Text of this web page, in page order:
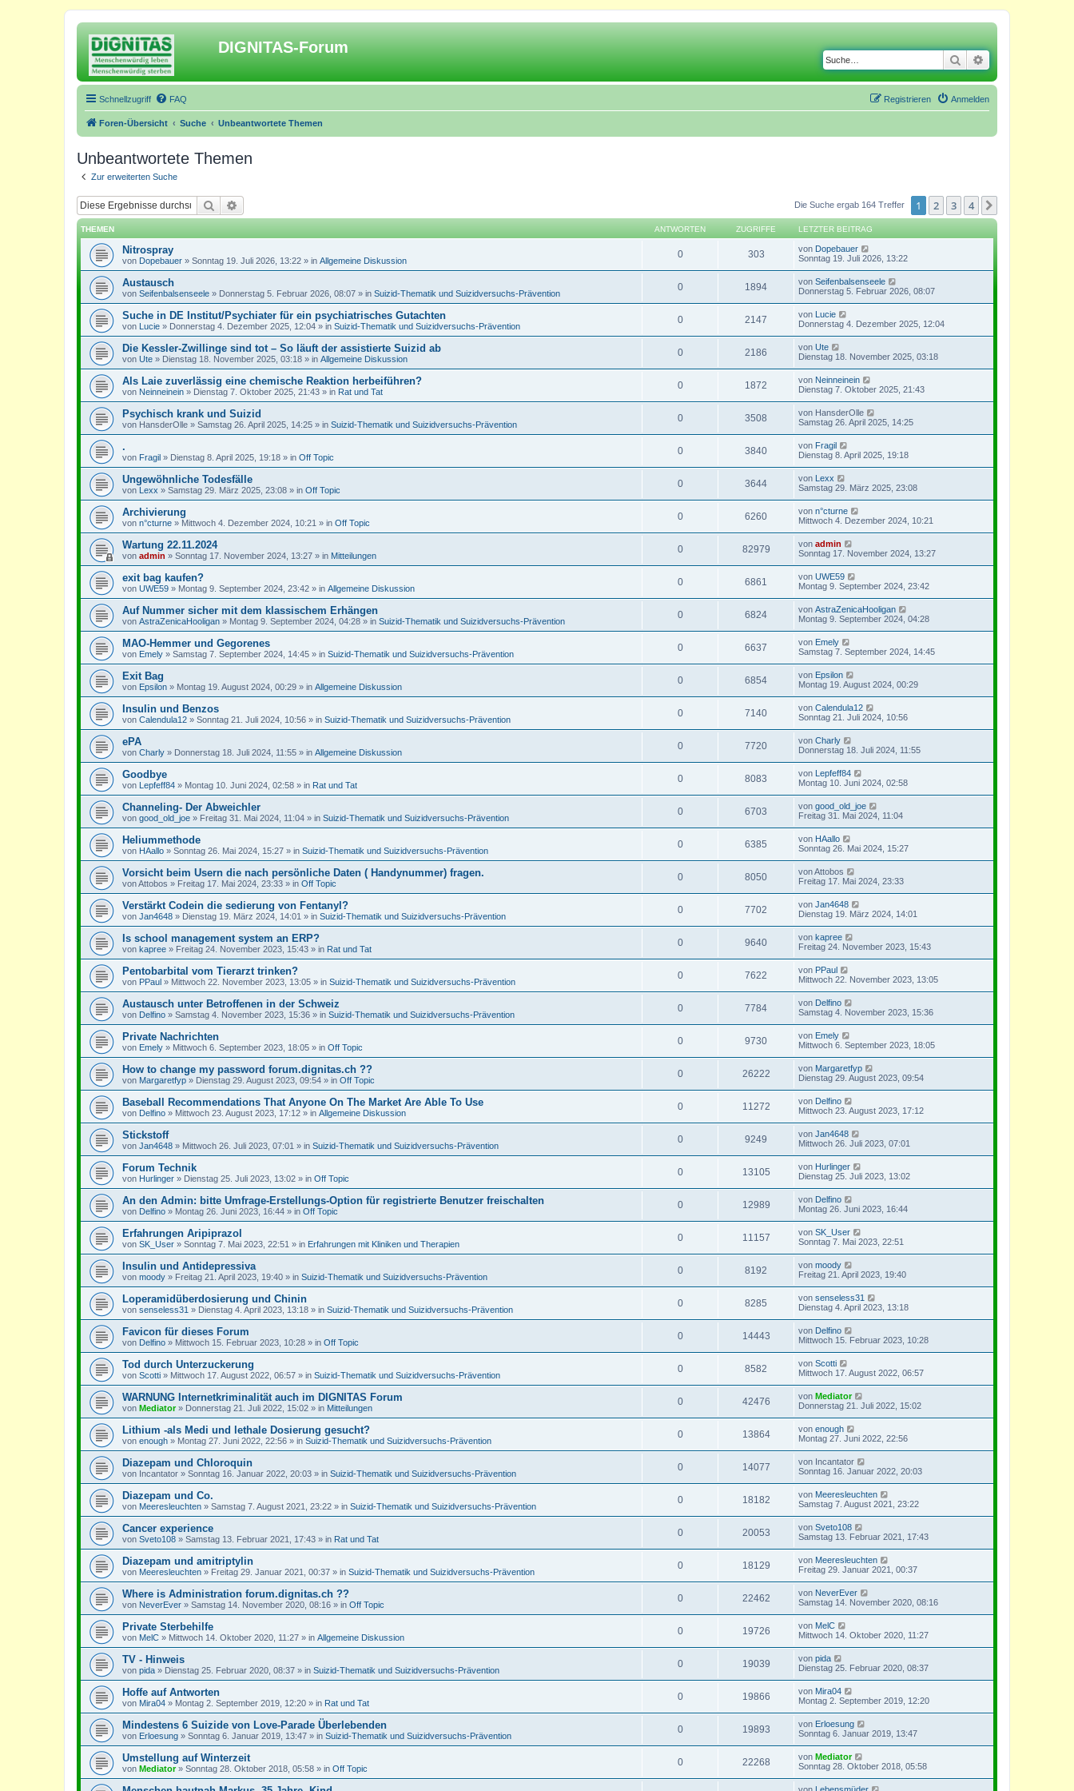
DIGNITAS-Forum
Suche
Schnellzugriff FAQ Anmelden
Registrieren
Foren-Übersicht Suche Unbeantwortete Themen
Unbeantwortete Themen
Zur erweiterten Suche
Suche Die Suche ergab 164 Treffer 1 2 3 4
THEMEN ANTWORTEN ZUGRIFFE LETZTER BEITRAG
Nitrospray
von Dopebauer » Sonntag 19. Juli 2026, 13:22 » in Allgemeine Diskussion
0 303 von Dopebauer
Sonntag 19. Juli 2026, 13:22
Austausch
von Seifenbalsenseele » Donnerstag 5. Februar 2026, 08:07 » in Suizid-Thematik und Suizidversuchs-Prävention
0 1894 von Seifenbalsenseele
Donnerstag 5. Februar 2026, 08:07
Suche in DE Institut/Psychiater für ein psychiatrisches Gutachten
von Lucie » Donnerstag 4. Dezember 2025, 12:04 » in Suizid-Thematik und Suizidversuchs-Prävention
0 2147 von Lucie
Donnerstag 4. Dezember 2025, 12:04
Die Kessler-Zwillinge sind tot – So läuft der assistierte Suizid ab
von Ute » Dienstag 18. November 2025, 03:18 » in Allgemeine Diskussion
0 2186 von Ute
Dienstag 18. November 2025, 03:18
Als Laie zuverlässig eine chemische Reaktion herbeiführen?
von Neinneinein » Dienstag 7. Oktober 2025, 21:43 » in Rat und Tat
0 1872 von Neinneinein
Dienstag 7. Oktober 2025, 21:43
Psychisch krank und Suizid
von HansderOlle » Samstag 26. April 2025, 14:25 » in Suizid-Thematik und Suizidversuchs-Prävention
0 3508 von HansderOlle
Samstag 26. April 2025, 14:25
.
von Fragil » Dienstag 8. April 2025, 19:18 » in Off Topic
0 3840 von Fragil
Dienstag 8. April 2025, 19:18
Ungewöhnliche Todesfälle
von Lexx » Samstag 29. März 2025, 23:08 » in Off Topic
0 3644 von Lexx
Samstag 29. März 2025, 23:08
Archivierung
von n°cturne » Mittwoch 4. Dezember 2024, 10:21 » in Off Topic
0 6260 von n°cturne
Mittwoch 4. Dezember 2024, 10:21
Wartung 22.11.2024
von admin » Sonntag 17. November 2024, 13:27 » in Mitteilungen
0 82979 von admin
Sonntag 17. November 2024, 13:27
exit bag kaufen?
von UWE59 » Montag 9. September 2024, 23:42 » in Allgemeine Diskussion
0 6861 von UWE59
Montag 9. September 2024, 23:42
Auf Nummer sicher mit dem klassischem Erhängen
von AstraZenicaHooligan » Montag 9. September 2024, 04:28 » in Suizid-Thematik und Suizidversuchs-Prävention
0 6824 von AstraZenicaHooligan
Montag 9. September 2024, 04:28
MAO-Hemmer und Gegorenes
von Emely » Samstag 7. September 2024, 14:45 » in Suizid-Thematik und Suizidversuchs-Prävention
0 6637 von Emely
Samstag 7. September 2024, 14:45
Exit Bag
von Epsilon » Montag 19. August 2024, 00:29 » in Allgemeine Diskussion
0 6854 von Epsilon
Montag 19. August 2024, 00:29
Insulin und Benzos
von Calendula12 » Sonntag 21. Juli 2024, 10:56 » in Suizid-Thematik und Suizidversuchs-Prävention
0 7140 von Calendula12
Sonntag 21. Juli 2024, 10:56
ePA
von Charly » Donnerstag 18. Juli 2024, 11:55 » in Allgemeine Diskussion
0 7720 von Charly
Donnerstag 18. Juli 2024, 11:55
Goodbye
von Lepfeff84 » Montag 10. Juni 2024, 02:58 » in Rat und Tat
0 8083 von Lepfeff84
Montag 10. Juni 2024, 02:58
Channeling- Der Abweichler
von good_old_joe » Freitag 31. Mai 2024, 11:04 » in Suizid-Thematik und Suizidversuchs-Prävention
0 6703 von good_old_joe
Freitag 31. Mai 2024, 11:04
Heliummethode
von HAallo » Sonntag 26. Mai 2024, 15:27 » in Suizid-Thematik und Suizidversuchs-Prävention
0 6385 von HAallo
Sonntag 26. Mai 2024, 15:27
Vorsicht beim Usern die nach persönliche Daten ( Handynummer) fragen.
vonAttobos » Freitag 17. Mai 2024, 23:33 » in Off Topic
0 8050 vonAttobos
Freitag 17. Mai 2024, 23:33
Verstärkt Codein die sedierung von Fentanyl?
von Jan4648 » Dienstag 19. März 2024, 14:01 » in Suizid-Thematik und Suizidversuchs-Prävention
0 7702 von Jan4648
Dienstag 19. März 2024, 14:01
Is school management system an ERP?
von kapree » Freitag 24. November 2023, 15:43 » in Rat und Tat
0 9640 von kapree
Freitag 24. November 2023, 15:43
Pentobarbital vom Tierarzt trinken?
von PPaul » Mittwoch 22. November 2023, 13:05 » in Suizid-Thematik und Suizidversuchs-Prävention
0 7622 von PPaul
Mittwoch 22. November 2023, 13:05
Austausch unter Betroffenen in der Schweiz
von Delfino » Samstag 4. November 2023, 15:36 » in Suizid-Thematik und Suizidversuchs-Prävention
0 7784 von Delfino
Samstag 4. November 2023, 15:36
Private Nachrichten
von Emely » Mittwoch 6. September 2023, 18:05 » in Off Topic
0 9730 von Emely
Mittwoch 6. September 2023, 18:05
How to change my password forum.dignitas.ch ??
von Margaretfyp » Dienstag 29. August 2023, 09:54 » in Off Topic
0 26222 von Margaretfyp
Dienstag 29. August 2023, 09:54
Baseball Recommendations That Anyone On The Market Are Able To Use
von Delfino » Mittwoch 23. August 2023, 17:12 » in Allgemeine Diskussion
0 11272 von Delfino
Mittwoch 23. August 2023, 17:12
Stickstoff
von Jan4648 » Mittwoch 26. Juli 2023, 07:01 » in Suizid-Thematik und Suizidversuchs-Prävention
0 9249 von Jan4648
Mittwoch 26. Juli 2023, 07:01
Forum Technik
von Hurlinger » Dienstag 25. Juli 2023, 13:02 » in Off Topic
0 13105 von Hurlinger
Dienstag 25. Juli 2023, 13:02
An den Admin: bitte Umfrage-Erstellungs-Option für registrierte Benutzer freischalten
von Delfino » Montag 26. Juni 2023, 16:44 » in Off Topic
0 12989 von Delfino
Montag 26. Juni 2023, 16:44
Erfahrungen Aripiprazol
von SK_User » Sonntag 7. Mai 2023, 22:51 » in Erfahrungen mit Kliniken und Therapien
0 11157 von SK_User
Sonntag 7. Mai 2023, 22:51
Insulin und Antidepressiva
von moody » Freitag 21. April 2023, 19:40 » in Suizid-Thematik und Suizidversuchs-Prävention
0 8192 von moody
Freitag 21. April 2023, 19:40
Loperamidüberdosierung und Chinin
von senseless31 » Dienstag 4. April 2023, 13:18 » in Suizid-Thematik und Suizidversuchs-Prävention
0 8285 von senseless31
Dienstag 4. April 2023, 13:18
Favicon für dieses Forum
von Delfino » Mittwoch 15. Februar 2023, 10:28 » in Off Topic
0 14443 von Delfino
Mittwoch 15. Februar 2023, 10:28
Tod durch Unterzuckerung
von Scotti » Mittwoch 17. August 2022, 06:57 » in Suizid-Thematik und Suizidversuchs-Prävention
0 8582 von Scotti
Mittwoch 17. August 2022, 06:57
WARNUNG Internetkriminalität auch im DIGNITAS Forum
von Mediator» Donnerstag 21. Juli 2022, 15:02 » in Mitteilungen
0 42476 von Mediator
Donnerstag 21. Juli 2022, 15:02
Lithium -als Medi und lethale Dosierung gesucht?
von enough » Montag 27. Juni 2022, 22:56 » in Suizid-Thematik und Suizidversuchs-Prävention
0 13864 von enough
Montag 27. Juni 2022, 22:56
Diazepam und Chloroquin
von Incantator » Sonntag 16. Januar 2022, 20:03 » in Suizid-Thematik und Suizidversuchs-Prävention
0 14077 von Incantator
Sonntag 16. Januar 2022, 20:03
Diazepam und Co.
von Meeresleuchten » Samstag 7. August 2021, 23:22 » in Suizid-Thematik und Suizidversuchs-Prävention
0 18182 von Meeresleuchten
Samstag 7. August 2021, 23:22
Cancer experience
von Sveto108 » Samstag 13. Februar 2021, 17:43 » in Rat und Tat
0 20053 von Sveto108
Samstag 13. Februar 2021, 17:43
Diazepam und amitriptylin
von Meeresleuchten » Freitag 29. Januar 2021, 00:37 » in Suizid-Thematik und Suizidversuchs-Prävention
0 18129 von Meeresleuchten
Freitag 29. Januar 2021, 00:37
Where is Administration forum.dignitas.ch ??
von NeverEver » Samstag 14. November 2020, 08:16 » in Off Topic
0 22462 von NeverEver
Samstag 14. November 2020, 08:16
Private Sterbehilfe
von MelC » Mittwoch 14. Oktober 2020, 11:27 » in Allgemeine Diskussion
0 19726 von MelC
Mittwoch 14. Oktober 2020, 11:27
TV - Hinweis
von pida » Dienstag 25. Februar 2020, 08:37 » in Suizid-Thematik und Suizidversuchs-Prävention
0 19039 von pida
Dienstag 25. Februar 2020, 08:37
Hoffe auf Antworten
von Mira04 » Montag 2. September 2019, 12:20 » in Rat und Tat
0 19866 von Mira04
Montag 2. September 2019, 12:20
Mindestens 6 Suizide von Love-Parade Überlebenden
von Erloesung » Sonntag 6. Januar 2019, 13:47 » in Suizid-Thematik und Suizidversuchs-Prävention
0 19893 von Erloesung
Sonntag 6. Januar 2019, 13:47
Umstellung auf Winterzeit
von Mediator» Sonntag 28. Oktober 2018, 05:58 » in Off Topic
0 22268 von Mediator
Sonntag 28. Oktober 2018, 05:58
von Lebensmüder